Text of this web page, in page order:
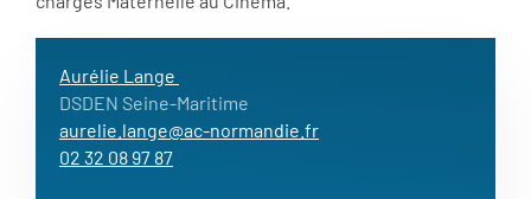
Aurélie Lange
DSDEN Seine-Maritime
aurelie.lange@ac-normandie.fr
02 32 08 97 87